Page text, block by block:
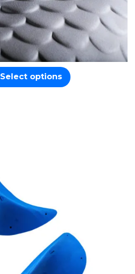
Select options